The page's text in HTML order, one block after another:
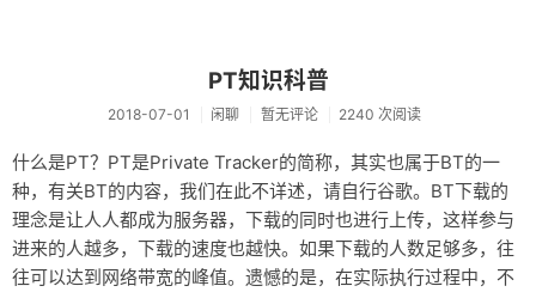
PT知识科普
2018-07-01 闲聊 暂无评论 2240 次阅读
什么是PT？PT是Private Tracker的简称，其实也属于BT的一
种，有关BT的内容，我们在此不详述，请自行谷歌。BT下载的
理念是让人人都成为服务器，下载的同时也进行上传，这样参与
进来的人越多，下载的速度也越快。如果下载的人数足够多，往
往可以达到网络带宽的峰值。遗憾的是，在实际执行过程中，不